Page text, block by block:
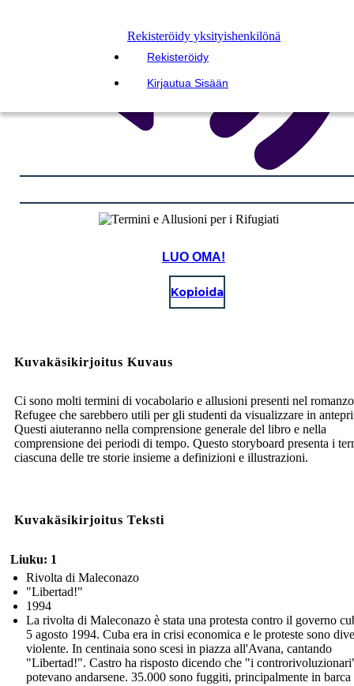
Rekisteröidy yksityishenkilönä
Rekisteröidy
Kirjautua Sisään
LUO OMA!
Kopioida
Kuvakäsikirjoitus Kuvaus
Ci sono molti termini di vocabolario e allusioni presenti nel romanzo
Refugee che sarebbero utili per gli studenti da visualizzare in
Questi aiuteranno nella comprensione generale del libro e nella
comprensione dei periodi di tempo. Questo storyboard presenta i
ciascuna delle tre storie insieme a definizioni e illustrazioni.
Kuvakäsikirjoitus Teksti
Liuku: 1
Rivolta di Maleconazo
"Libertad!"
1994
La rivolta di Maleconazo è stata una protesta contro il governo
5 agosto 1994. Cuba era in crisi economica e le proteste sono
violente. In centinaia sono scesi in piazza all'Avana, cantando
"Libertad!". Castro ha risposto dicendo che "i
potevano andarsene. 35.000 sono fuggiti, principalmente in barca